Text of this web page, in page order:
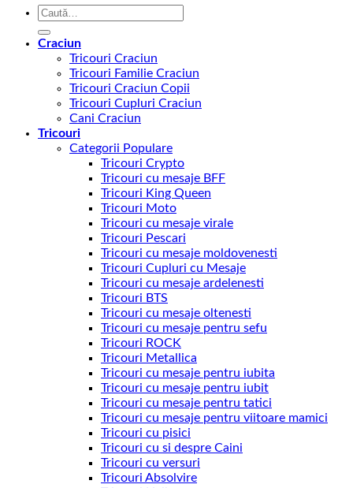
Caută
Craciun
Tricouri Craciun
Tricouri Familie Craciun
Tricouri Craciun Copii
Tricouri Cupluri Craciun
Cani Craciun
Tricouri
Categorii Populare
Tricouri Crypto
Tricouri cu mesaje BFF
Tricouri King Queen
Tricouri Moto
Tricouri cu mesaje virale
Tricouri Pescari
Tricouri cu mesaje moldovenesti
Tricouri Cupluri cu Mesaje
Tricouri cu mesaje ardelenesti
Tricouri BTS
Tricouri cu mesaje oltenesti
Tricouri cu mesaje pentru sefu
Tricouri ROCK
Tricouri Metallica
Tricouri cu mesaje pentru iubita
Tricouri cu mesaje pentru iubit
Tricouri cu mesaje pentru tatici
Tricouri cu mesaje pentru viitoare mamici
Tricouri cu pisici
Tricouri cu si despre Caini
Tricouri cu versuri
Tricouri Absolvire